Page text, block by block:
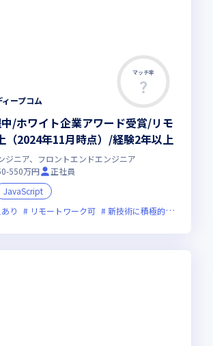
マッチ率
ープコム
/ホワイト企業アワード受賞/リモ
（2024年11月時点）/経験2年以上
ジニア、フロントエンドエンジニア
550万円
正社員
JavaScript
り
リモートワーク可 新技術に積極的